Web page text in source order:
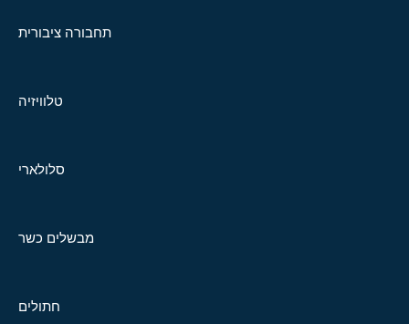
תחבורה ציבורית
טלוויזיה
סלולארי
מבשלים כשר
חתולים